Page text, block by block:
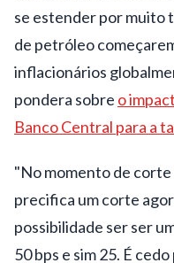
se estender por muito
de petróleo
inflacionários
pondera sobre o
Banco Central para a
"No momento de corte
precifica um corte
possibilidade ser ser
50 bps e sim 25. É